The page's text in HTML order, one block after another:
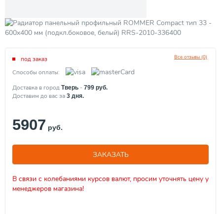
Все отзывы (0)
под заказ
Способы оплаты:
Доставка в город Тверь - 799 руб.
Доставим до вас за 3 дня.
5907 руб.
ЗАКАЗАТЬ
В связи с колебаниями курсов валют, просим уточнять цену у
менеджеров магазина!